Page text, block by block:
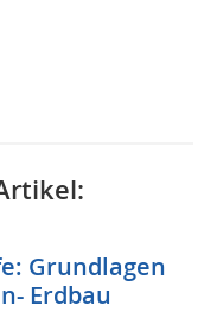
Grundlagen
Erdbau